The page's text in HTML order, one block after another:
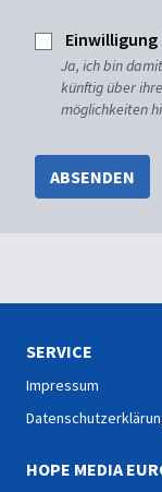
Einwilligung
Ja, ich bin
künftig über
möglichkeiten
ABSENDEN
SERVICE
Impressum
HOPE MEDIA